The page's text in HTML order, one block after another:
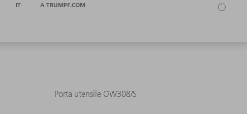
IT A TRUMPF.COM
Porta utensile OW308/S